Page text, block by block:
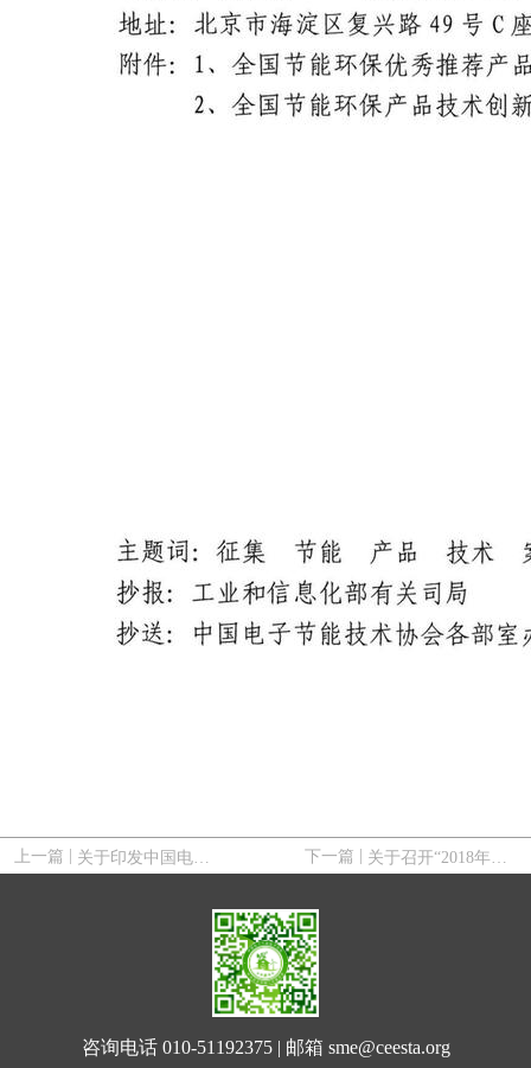
上一篇 | 关于印发中国电子节能技术协会第七届理事会2019年常务理事会扩大会议暨分支机构工作会议纪要通知 下一篇 | 关于召开“2018年全国节能型余热回收利用技术研讨会暨新设备、新技术推介会”的通知
咨询电话 010-51192375 | 邮箱 sme@ceesta.org